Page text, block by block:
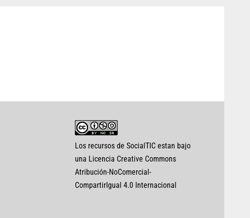
Los recursos de SocialTIC estan bajo
una Licencia Creative Commons
Atribución-NoComercial-
CompartirIgual 4.0 Internacional